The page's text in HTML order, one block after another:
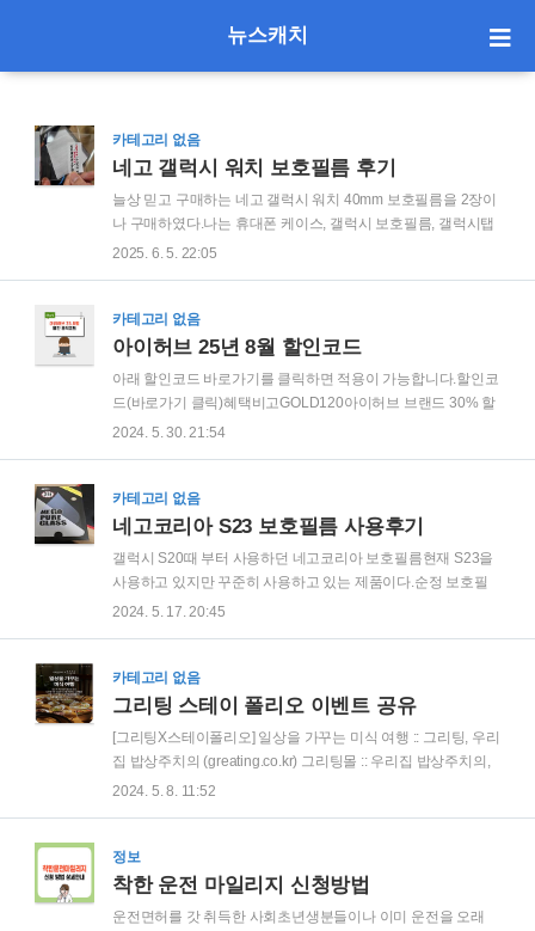
뉴스캐치
카테고리 없음
네고 갤럭시 워치 보호필름 후기
늘상 믿고 구매하는 네고 갤럭시 워치 40mm 보호필름을 2장이
나 구매하였다.나는 휴대폰 케이스, 갤럭시 보호필름, 갤럭시탭
보호필름까지 전부 네고만 구매하고 있다.그 이유는 가격대비
가해지면 깨지기 때문에 수명이 매우 짧다는 단점이 있지만,네
고사의 보호필름은 단단하고 오래가기 때문에 품질이 매우 좋
2025. 6. 5. 22:05
카테고리 없음
아이허브 25년 8월 할인코드
아래 할인코드 바로가기를 클릭하면 적용이 가능합니다.할인코
드(바로가기 클릭)혜택비고GOLD120아이허브 브랜드 30% 할
인120$ 이상 구매 필요GOLD60전품목 10% 할인60$ 이상 구
전품목 22% 할인첫구매 할인BIRDMOI전품목 20%할인6만원
이상 구JONIYA전품목 20% 할인첫구매 할인아이허브는 특별
비고인기브랜드120가지 인기브랜드 20% 할인주문액 제한 없
음피쉬오일오메가 3 20% 할인주문액 제한 없음 위에서 알려드
린 할인코드만 적용한다면 8월에는 조금더 저렴하게 영양제 구
입이 가능합니다.2월초라서 다양한 할..
2024. 5. 30. 21:54
카테고리 없음
네고코리아 S23 보호필름 사용후기
갤럭시 S20때 부터 사용하던 네고코리아 보호필름현재 S23을
사용하고 있지만 꾸준히 사용하고 있는 제품이다.순정 보호필
름도 출시되었지만 가격대비 성능은 네고코리아 제품이 훨씬
2024. 5. 17. 20:45
카테고리 없음
그리팅 스테이 폴리오 이벤트 공유
[그리팅X스테이폴리오] 일상을 가꾸는 미식 여행 :: 그리팅, 우리
집 밥상주치의 (greating.co.kr) 그리팅몰 :: 우리집 밥상주치의,
그리팅현대그린푸드의 맛있는 건강식 브랜드. 건강을 지키는
이 폴리오와 콜라보 이벤트를 진행한다고 한다.건강 음식도 먹
고 이벤트도 참여하면 일석 이조로 매우 좋은 이벤트 같아보인
2024. 5. 8. 11:52
정보
착한 운전 마일리지 신청방법
운전면허를 갓 취득한 사회초년생분들이나 이미 운전을 오래